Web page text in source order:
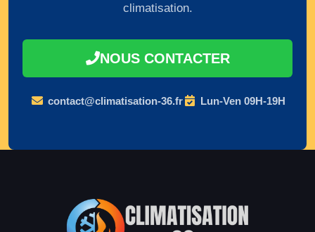
climatisation.
NOUS CONTACTER
contact@climatisation-36.fr Lun-Ven 09H-19H